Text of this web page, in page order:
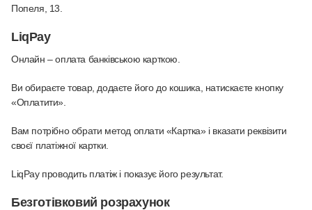
Попеля, 13.
LiqPay
Онлайн – оплата банківською карткою
Ви обираєте товар, додаєте його до кошика, натискаєте кнопку
«Оплатити».
Вам потрібно обрати метод оплати «Картка» і вказати реквізити
своєї платіжної картки.
LiqPay проводить платіж і показує його результат.
Безготівковий розрахунок